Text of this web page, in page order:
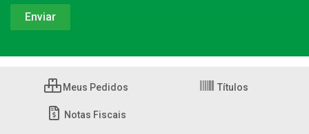
Meus Pedidos Títulos
Notas Fiscais